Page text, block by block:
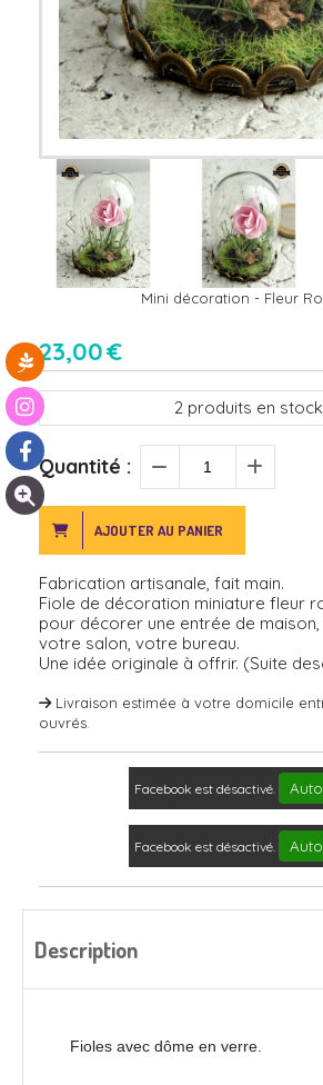
Mini décoration - Fleur
23,00€
2 produits en stock
Quantité :
AJOUTER AU PANIER
Fabrication artisanale, fait main.
Fiole de décoration miniature fleur
pour décorer une entrée de
votre salon, votre bureau.
Une idée originale à offrir. (Suite
Livraison estimée à votre domicile
ouvrés.
Facebook est désactivé.
Facebook est désactivé.
Description
Fioles avec dôme en verre.